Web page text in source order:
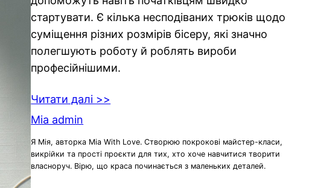
стартувати. Є кілька несподіваних трюків щодо
суміщення різних розмірів бісеру, які значно
полегшують роботу й роблять вироби
професійнішими.
Читати далі >>
Mia admin
Я Мія, авторка Mia With Love. Створюю покрокові майстер-класи,
викрійки та прості проєкти для тих, хто хоче навчитися творити
власноруч. Вірю, що краса починається з маленьких деталей.